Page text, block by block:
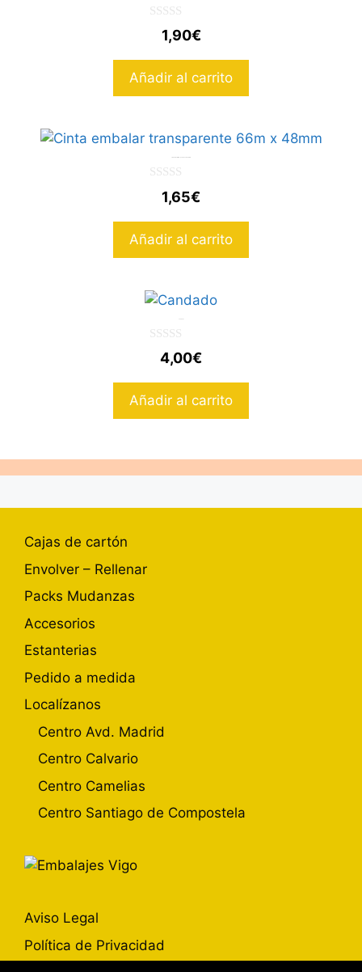
5
1,90€
Añadir al carrito
5
1,65€
Añadir al carrito
5
4,00€
Añadir al carrito
Cajas de cartón
Envolver – Rellenar
Packs Mudanzas
Accesorios
Estanterias
Pedido a medida
Localízanos
Centro Avd. Madrid
Centro Calvario
Centro Camelias
Centro Santiago de Compostela
Aviso Legal
Política de Privacidad